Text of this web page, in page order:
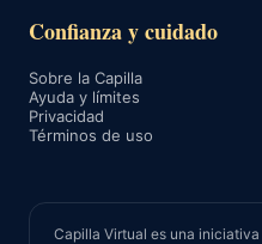
Confianza y cuidado
Sobre la Capilla
Ayuda y límites
Privacidad
Términos de uso
Capilla Virtual es una